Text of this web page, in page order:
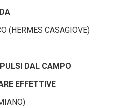
(HERMES CASAGIOVE)
DAL CAMPO
EFFETTIVE